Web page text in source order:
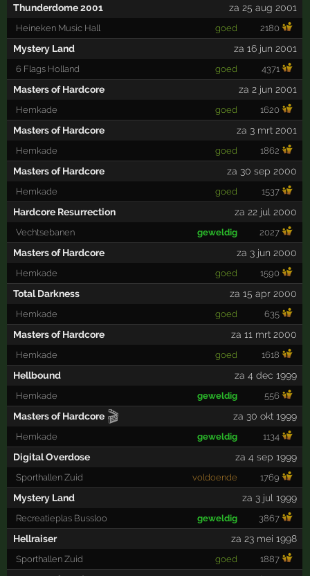
Thunderdome 2001 za 25 aug 2001
Heineken Music Hall goed 2180
Mystery Land za 16 jun 2001
6 Flags Holland goed 4371
Masters of Hardcore za 2 jun 2001
Hemkade goed 1620
Masters of Hardcore za 3 mrt 2001
Hemkade goed 1862
Masters of Hardcore za 30 sep 2000
Hemkade goed 1537
Hardcore Resurrection za 22 jul 2000
Vechtsebanen geweldig 2027
Masters of Hardcore za 3 jun 2000
Hemkade goed 1590
Total Darkness za 15 apr 2000
Hemkade goed 635
Masters of Hardcore za 11 mrt 2000
Hemkade goed 1618
Hellbound za 4 dec 1999
Hemkade geweldig 556
Masters of Hardcore 🎬 za 30 okt 1999
Hemkade geweldig 1134
Digital Overdose za 4 sep 1999
Sporthallen Zuid voldoende 1769
Mystery Land za 3 jul 1999
Recreatieplas Bussloo geweldig 3867
Hellraiser za 23 mei 1998
Sporthallen Zuid goed 1887